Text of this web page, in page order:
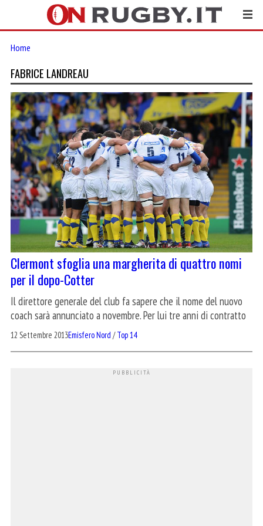
Home
FABRICE LANDREAU
Clermont sfoglia una margherita di quattro nomi
per il dopo-Cotter
Il direttore generale del club fa sapere che il nome del nuovo
coach sarà annunciato a novembre. Per lui tre anni di contratto
12 Settembre 2013Emisfero Nord /Top 14